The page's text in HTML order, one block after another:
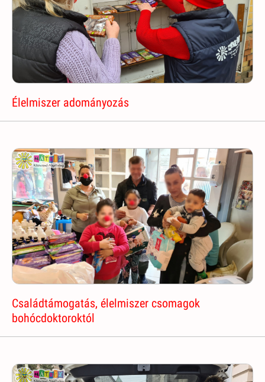
Élelmiszer adományozás
Családtámogatás, élelmiszer csomagok
bohócdoktoroktól